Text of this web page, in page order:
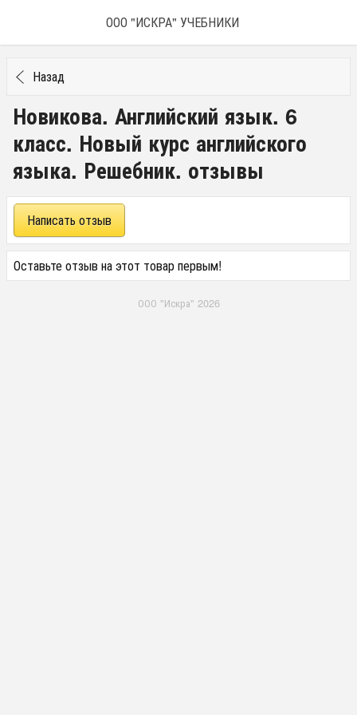
ООО "ИСКРА" УЧЕБНИКИ
Назад
Новикова. Английский язык. 6
класс. Новый курс английского
языка. Решебник. отзывы
Написать отзыв
Оставьте отзыв на этот товар первым!
ООО "Искра" 2026